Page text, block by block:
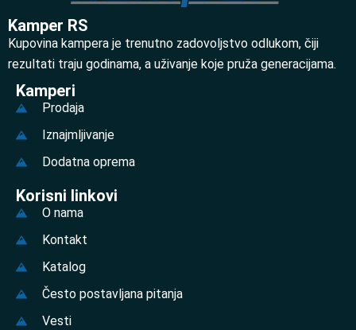
Kamper RS
Kupovina kampera je trenutno zadovoljstvo odlukom, čiji
rezultati traju godinama, a uživanje koje pruža generacijama.
Kamperi
Prodaja
Iznajmljivanje
Dodatna oprema
Korisni linkovi
O nama
Kontakt
Katalog
Često postavljana pitanja
Vesti